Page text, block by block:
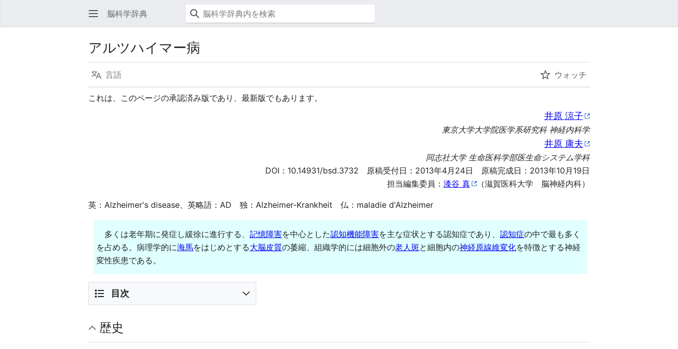
脳科学辞典
アルツハイマー病
言語 ウォッチ
これは、このページの承認済み版であり、最新版でもあります。
井原 涼子
東京大学大学院医学系研究科 神経内科学
井原 康夫
同志社大学 生命医科学部医生命システム学科
DOI： 10.14931/bsd.3732 原稿受付日：2013年4月24日 原稿完成日：2013年10月19日
担当編集委員： 漆谷 真 （滋賀医科大学 脳神経内科）
英：Alzheimer's disease、英略語：AD 独：Alzheimer-Krankheit 仏：maladie d'Alzheimer
多くは老年期に発症し緩徐に進行する、記憶障害を中心とした認知機能障害を主な症状とする認知症であり、認知症の中で最も多く
を占める。病理学的に海馬をはじめとする大脳皮質の萎縮、組織学的には細胞外の老人斑と細胞内の神経原線維変化を特徴とする神経
変性疾患である。
目次
歴史